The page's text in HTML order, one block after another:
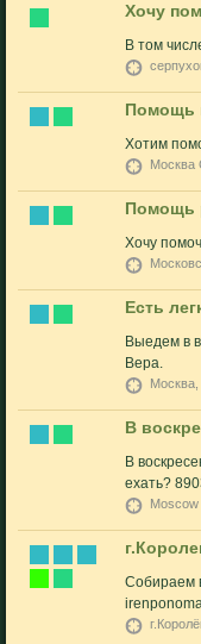
Хочу
В том
Помощь
Хотим
Помощь
Хочу
Есть
Выедем в
Вера.
В
В
ехать?
Moscow
Собираем